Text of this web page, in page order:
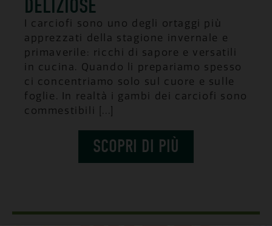
DELIZIOSE
I carciofi sono uno degli ortaggi più
apprezzati della stagione invernale e
primaverile: ricchi di sapore e versatili
in cucina. Quando li prepariamo spesso
ci concentriamo solo sul cuore e sulle
foglie. In realtà i gambi dei carciofi sono
commestibili [...]
SCOPRI DI PIÙ